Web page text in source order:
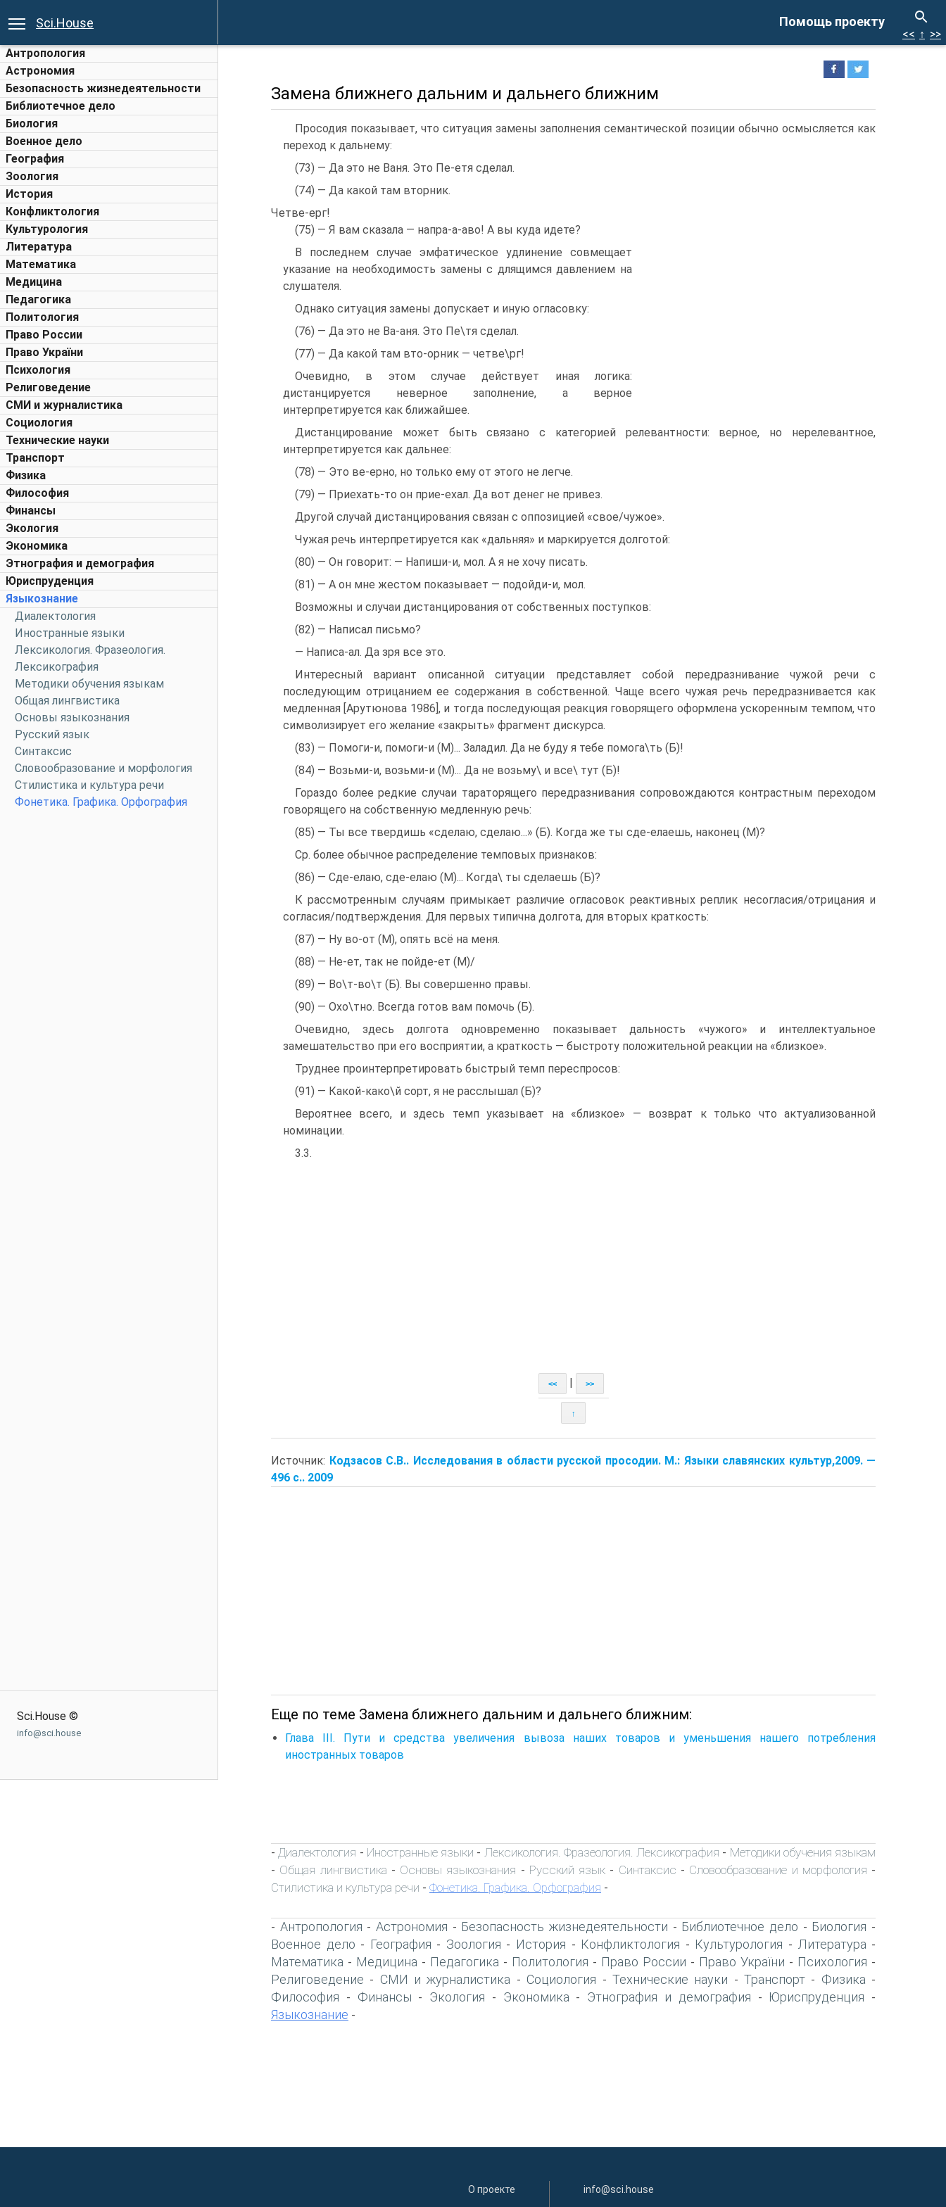
Помощь проекту
Sci.House
Антропология
Астрономия
Безопасность жизнедеятельности
Библиотечное дело
Биология
Военное дело
География
Зоология
История
Конфликтология
Культурология
Литература
Математика
Медицина
Педагогика
Политология
Право России
Право України
Психология
Религоведение
СМИ и журналистика
Социология
Технические науки
Транспорт
Физика
Философия
Финансы
Экология
Экономика
Этнография и демография
Юриспруденция
Языкознание
Диалектология
Иностранные языки
Лексикология. Фразеология.
Лексикография
Методики обучения языкам
Общая лингвистика
Основы языкознания
Русский язык
Синтаксис
Словообразование и морфология
Стилистика и культура речи
Фонетика. Графика. Орфография
Sci.House ©
info@sci.house
<< ↑ >>
Замена ближнего дальним и дальнего ближним
Просодия показывает, что ситуация замены заполнения семантической позиции обычно осмысляется как
переход к дальнему:
(73) — Да это не Ваня. Это Пе-етя сделал.
(74) — Да какой там вторник.
Четве-ерг!
(75) — Я вам сказала — напра-а-аво! А вы куда идете?
В последнем случае эмфатическое удлинение совмещает
указание на необходимость замены с длящимся давлением на
слушателя.
Однако ситуация замены допускает и иную огласовку:
(76) — Да это не Ва-аня. Это Пе\тя сделал.
(77) — Да какой там вто-орник — четве\рг!
Очевидно, в этом случае действует иная логика:
дистанцируется неверное заполнение, а верное
интерпретируется как ближайшее.
Дистанцирование может быть связано с категорией релевантности: верное, но нерелевантное,
интерпретируется как дальнее:
(78) — Это ве-ерно, но только ему от этого не легче.
(79) — Приехать-то он прие-ехал. Да вот денег не привез.
Другой случай дистанцирования связан с оппозицией «свое/чужое».
Чужая речь интерпретируется как «дальняя» и маркируется долготой:
(80) — Он говорит: — Напиши-и, мол. А я не хочу писать.
(81) — А он мне жестом показывает — подойди-и, мол.
Возможны и случаи дистанцирования от собственных поступков:
(82) — Написал письмо?
— Написа-ал. Да зря все это.
Интересный вариант описанной ситуации представляет собой передразнивание чужой речи с
последующим отрицанием ее содержания в собственной. Чаще всего чужая речь передразнивается как
медленная [Арутюнова 1986], и тогда последующая реакция говорящего оформлена ускоренным темпом, что
символизирует его желание «закрыть» фрагмент дискурса.
(83) — Помоги-и, помоги-и (М)... Заладил. Да не буду я тебе помога\ть (Б)!
(84) — Возьми-и, возьми-и (М)... Да не возьму\ и все\ тут (Б)!
Гораздо более редкие случаи тараторящего передразнивания сопровождаются контрастным переходом
говорящего на собственную медленную речь:
(85) — Ты все твердишь «сделаю, сделаю...» (Б). Когда же ты сде-елаешь, наконец (М)?
Ср. более обычное распределение темповых признаков:
(86) — Сде-елаю, сде-елаю (М)... Когда\ ты сделаешь (Б)?
К рассмотренным случаям примыкает различие огласовок реактивных реплик несогласия/отрицания и
согласия/подтверждения. Для первых типична долгота, для вторых краткость:
(87) — Ну во-от (М), опять всё на меня.
(88) — Не-ет, так не пойде-ет (М)/
(89) — Во\т-во\т (Б). Вы совершенно правы.
(90) — Охо\тно. Всегда готов вам помочь (Б).
Очевидно, здесь долгота одновременно показывает дальность «чужого» и интеллектуальное
замешательство при его восприятии, а краткость — быстроту положительной реакции на «близкое».
Труднее проинтерпретировать быстрый темп переспросов:
(91) — Какой-како\й сорт, я не расслышал (Б)?
Вероятнее всего, и здесь темп указывает на «близкое» — возврат к только что актуализованной
номинации.
3.3.
<< >>
↑
Источник: Кодзасов С.В.. Исследования в области русской просодии. М.: Языки славянских культур,2009. —
496 с.. 2009
Еще по теме Замена ближнего дальним и дальнего ближним:
Глава III. Пути и средства увеличения вывоза наших товаров и уменьшения нашего потребления
иностранных товаров
- Диалектология - Иностранные языки - Лексикология. Фразеология. Лексикография - Методики обучения языкам
- Общая лингвистика - Основы языкознания - Русский язык - Синтаксис - Словообразование и морфология -
Стилистика и культура речи - Фонетика. Графика. Орфография -
- Антропология -Астрономия - Безопасность жизнедеятельности - Библиотечное дело - Биология -
Военное дело - География - Зоология - История - Конфликтология - Культурология - Литература -
Математика - Медицина - Педагогика - Политология - Право России - Право України - Психология -
Религоведение - СМИ и журналистика - Социология - Технические науки - Транспорт- Физика -
Философия - Финансы - Экология - Экономика - Этнография и демография - Юриспруденция -
Языкознание -
О проекте info@sci.house